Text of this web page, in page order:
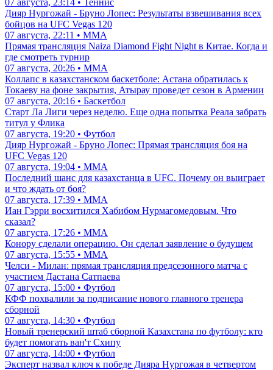
07 августа, 23:14 • Теннис
Дияр Нургожай - Бруно Лопес: Результаты взвешивания всех
бойцов на UFC Vegas 120
07 августа, 22:11 • ММА
Прямая трансляция Naiza Diamond Fight Night в Китае. Когда и
где смотреть турнир
07 августа, 20:26 • ММА
Коллапс в казахстанском баскетболе: Астана обратилась к
Токаеву на фоне закрытия, Атырау проведет сезон в Армении
07 августа, 20:16 • Баскетбол
Старт Ла Лиги через неделю. Еще одна попытка Реала забрать
титул у Флика
07 августа, 19:20 • Футбол
Дияр Нургожай - Бруно Лопес: Прямая трансляция боя на
UFC Vegas 120
07 августа, 19:04 • ММА
Последний шанс для казахстанца в UFC. Почему он выиграет
и что ждать от боя?
07 августа, 17:39 • ММА
Иан Гэрри восхитился Хабибом Нурмагомедовым. Что
сказал?
07 августа, 17:26 • ММА
Конору сделали операцию. Он сделал заявление о будущем
07 августа, 15:55 • ММА
Челси - Милан: прямая трансляция предсезонного матча с
участием Дастана Сатпаева
07 августа, 15:00 • Футбол
КФФ похвалили за подписание нового главного тренера
сборной
07 августа, 14:30 • Футбол
Новый тренерский штаб сборной Казахстана по футболу: кто
будет помогать ван'т Схипу
07 августа, 14:00 • Футбол
Эксперт назвал ключ к победе Дияра Нургожая в четвертом